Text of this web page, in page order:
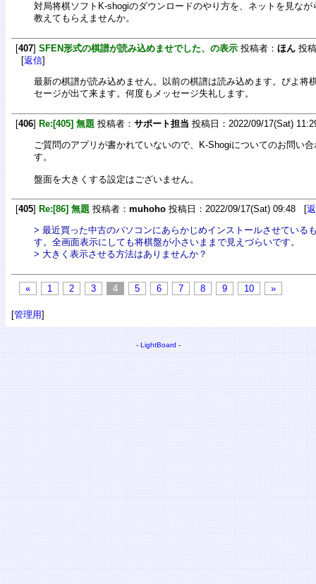
対局将棋ソフトK-shogiのダウンロードのやり方を、ネットを見な
教えてもらえませんか。
[407] SFEN形式の棋譜が読み込めませでした、の表示 投稿者： ほん 投
[返信]
最新の棋譜が読み込めません。以前の棋譜は読み込めます。ぴよ将
セージが出て来ます。何度もメッセージ失礼します。
[406] Re:[405] 無題 投稿者： サポート担当 投稿日：2022/09/17(Sat)
ご質問のアプリが書かれていないので、K-Shogiについてのお問い
す。
盤面を大きくする設定はございません。
[405] Re:[86] 無題 投稿者： muhoho 投稿日：2022/09/17(Sat) 09:48 [
> 最近買った中古のパソコンにあらかじめインストールさせている
す。全画面表示にしても将棋盤が小さいままで見えづらいです。
> 大きく表示させる方法はありませんか？
« 1 2 3 4 5 6 7 8 9 10 »
[管理用]
- LightBoard -